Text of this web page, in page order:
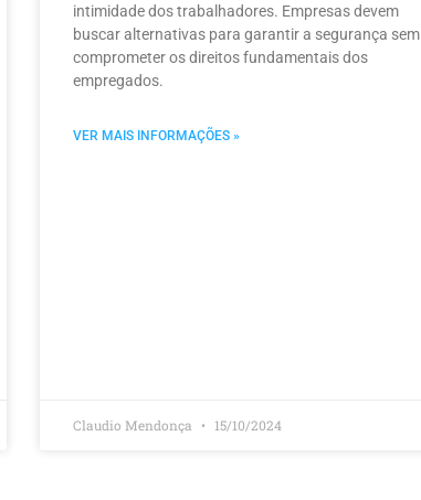
intimidade dos trabalhadores. Empresas devem
buscar alternativas para garantir a segurança sem
comprometer os direitos fundamentais dos
empregados.
VER MAIS INFORMAÇÕES »
Claudio Mendonça 15/10/2024